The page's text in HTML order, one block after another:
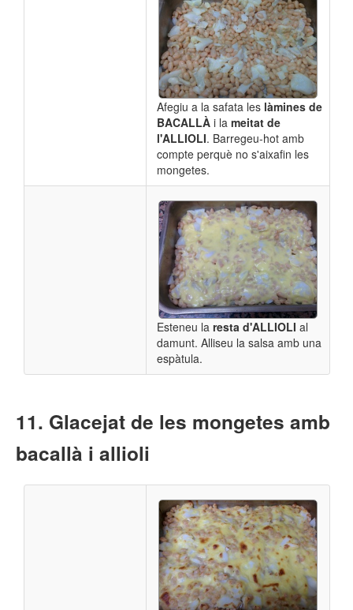
Afegiu a la safata les làmines de
BACALLÀi la meitat de
l'ALLIOLI. Barregeu-hot amb
compte perquè no s'aixafin les
mongetes.
Esteneu la resta d'ALLIOLI al
damunt. Alliseu la salsa amb una
espàtula.
Glacejat de les mongetes amb
bacallà i allioli